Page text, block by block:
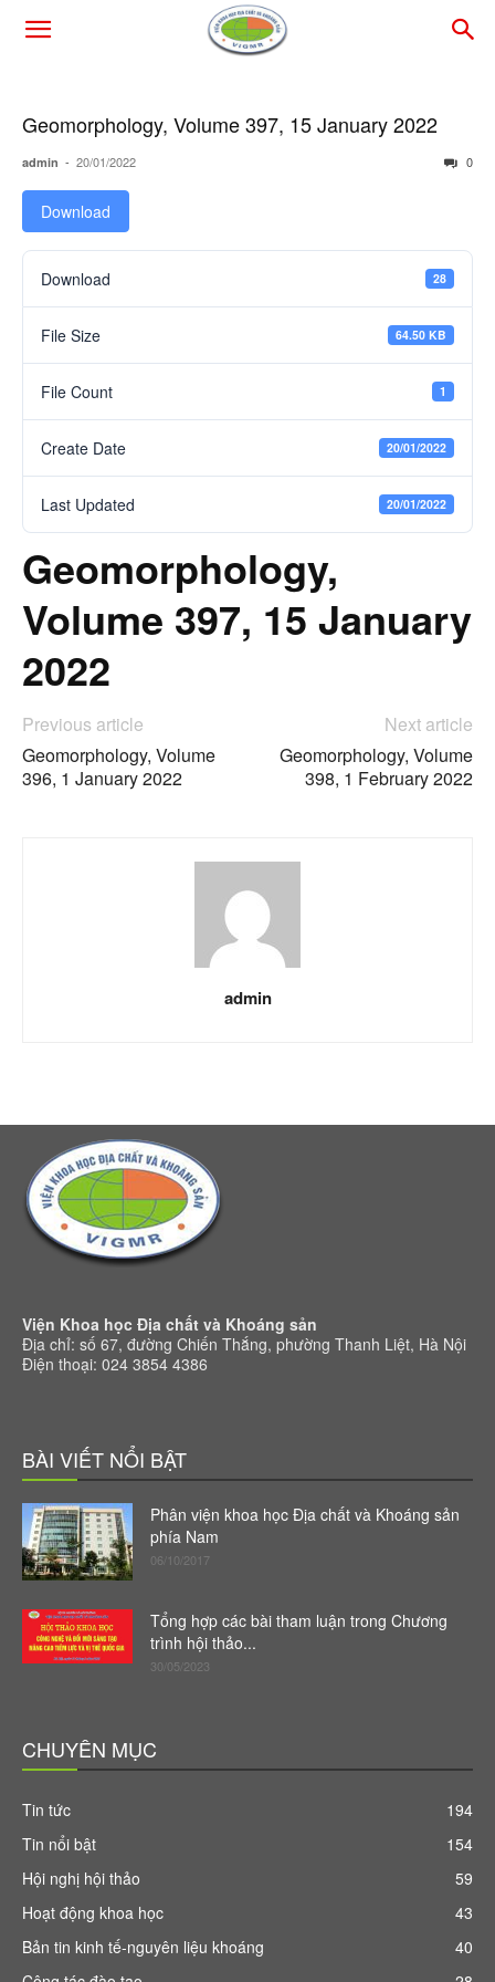
Geomorphology, Volume 397, 15 January 2022
admin - 20/01/2022 0
Download
Download 28
File Size 64.50 KB
File Count 1
Create Date 20/01/2022
Last Updated 20/01/2022
Geomorphology,
Volume 397, 15 January
2022
Previous article
Geomorphology, Volume
396, 1 January 2022
Next article
Geomorphology, Volume
398, 1 February 2022
admin
Viện Khoa học Địa chất và Khoáng sản
Địa chỉ: số 67, đường Chiến Thắng, phường Thanh Liệt, Hà Nội
Điện thoại: 024 3854 4386
BÀI VIẾT NỔI BẬT
Phân viện khoa học Địa chất và Khoáng sản
phía Nam
06/10/2017
Tổng hợp các bài tham luận trong Chương
trình hội thảo...
30/05/2023
CHUYÊN MỤC
Tin tức
194
Tin nổi bật
154
Hội nghị hội thảo
59
Hoạt động khoa học
43
Bản tin kinh tế-nguyên liệu khoáng
40